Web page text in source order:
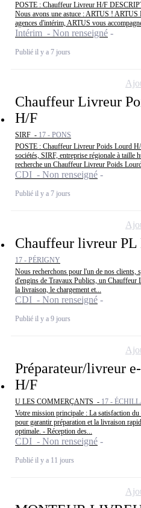
POSTE : Chauffeur Livreur H/F
Nous avons une astuce : ARTUS !
agences d'intérim, ARTUS vous
Intérim - Non renseigné
Publié il y a 7 jours
Chauffeur Livreur
H/F
SIRF - 17 - PONS
POSTE : Chauffeur Livreur Poids Lourd
sociétés, SIRF, entreprise régionale à taille
recherche un Chauffeur Livreur Poids
CDI - Non renseigné
Publié il y a 7 jours
Chauffeur livreur PL
17 - PÉRIGNY
Nous recherchons pour l'un de nos clients,
d'engins de Travaux Publics, un
la livraison, le chargement et...
CDI - Non renseigné
Publié il y a 9 jours
Préparateur/livreur
H/F
U LES COMMERÇANTS - 17 -
Votre mission principale : La satisfaction
pour garantir préparation et la livraison
optimale. - Réception des...
CDI - Non renseigné
Publié il y a 11 jours